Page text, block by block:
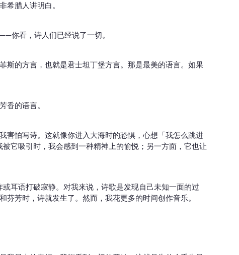
希腊人讲明白。
你看，诗人们已经说了一切。
斯的方言，也就是君士坦丁堡方言。那是最美的语言。如果
香的语言。
害怕写诗。这就像你进入大海时的恐惧，心想「我怎么跳进
它吸引时，我会感到一种精神上的愉悦；另一方面，它也让
耳语打破寂静。对我来说，诗歌是发现自己未知一面的过
芳时，诗就发生了。然而，我花更多的时间创作音乐。